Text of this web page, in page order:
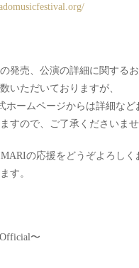
発売、公演の詳細に関する
いただいておりますが、
ホームページからは詳細など
すので、ご了承くださいませ
の応援をどうぞよろしく
す。
〜